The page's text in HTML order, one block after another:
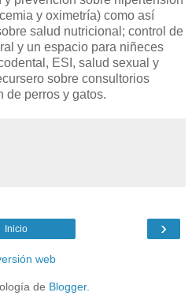
y oximetría) como así
salud nutricional; control de
y un espacio para niñeces
ESI, salud sexual y
sobre consultorios
de perros y gatos.
›
Inicio
web
de Blogger.